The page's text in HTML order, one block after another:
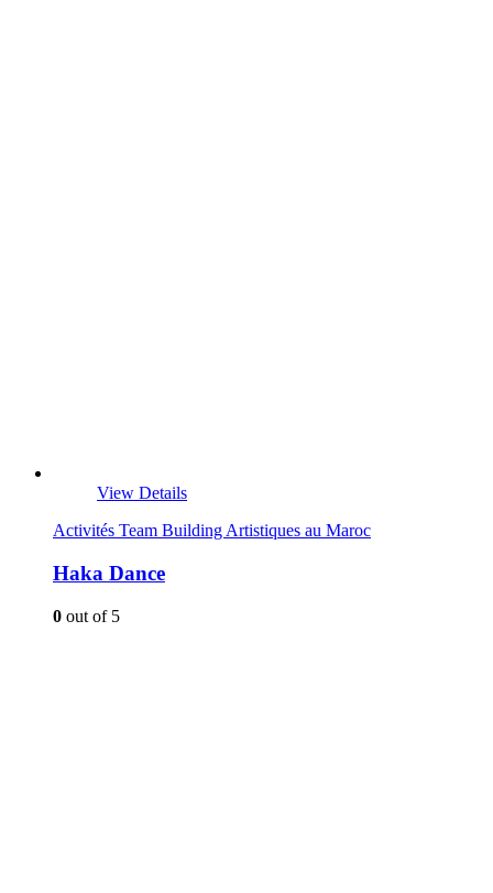
View Details
Activités Team Building Artistiques au Maroc
Haka Dance
0 out of 5